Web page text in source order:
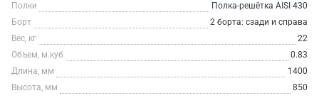
Полки
Полка-решётка AISI 430
Борт
2 борта: сзади и справа
Вес, кг
22
Объем, м.куб
0.83
Длина, мм
1400
Высота, мм
850